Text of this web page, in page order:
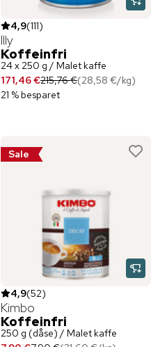
4,9(111)
Illy
Koffeinfri
24 x 250 g / Malet kaffe
171,46 €215,76 €(28,58 €/kg)
21 % besparet
Sale
4,9(52)
Kimbo
Koffeinfri
250 g (dåse) / Malet kaffe